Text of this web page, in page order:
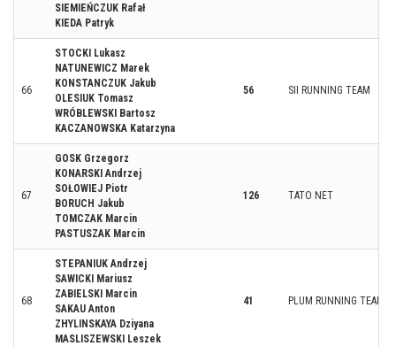
SIEMIEŃCZUK Rafał
KIEDA Patryk
66
STOCKI Lukasz
NATUNEWICZ Marek
KONSTANCZUK Jakub
OLESIUK Tomasz
WRÓBLEWSKI Bartosz
KACZANOWSKA Katarzyna
56 SII RUNNING TEAM
67
GOSK Grzegorz
KONARSKI Andrzej
SOŁOWIEJ Piotr
BORUCH Jakub
TOMCZAK Marcin
PASTUSZAK Marcin
126 TATO NET
68
STEPANIUK Andrzej
SAWICKI Mariusz
ZABIELSKI Marcin
SAKAU Anton
ZHYLINSKAYA Dziyana
MASLISZEWSKI Leszek
41 PLUM RUNNING TEAM